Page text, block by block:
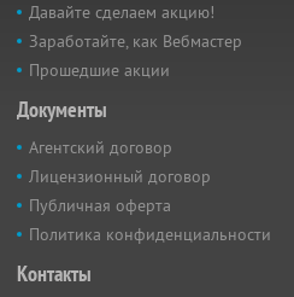
Давайте сделаем акцию!
Заработайте, как Вебмастер
Прошедшие акции
Документы
Агентский договор
Лицензионный договор
Публичная оферта
Политика конфиденциальности
Контакты